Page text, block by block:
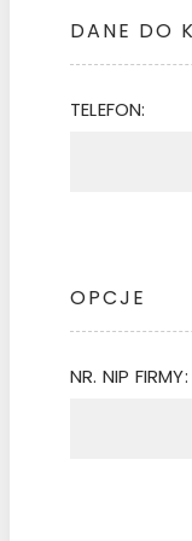
DANE DO
TELEFON:
OPCJE
NR. NIP FIRMY: